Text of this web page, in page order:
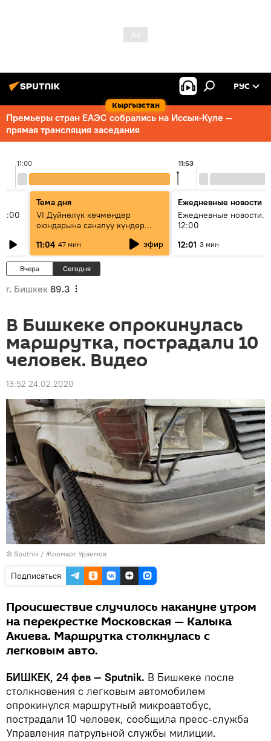
Кыргызстан
РУС
Премьеры стран ЕАЭС собрались на Иссык-Куле —
прямая трансляция заседания
11:00 11:53
Тема дня
VI Дүйнөлүк көчмөндөр
оюндарына саналуу күндөр
калды: даярдык иштери кайсы
этапка жетти?
11:04 47 мин эфир
Ежедневные новости
Ежедневные новости.
12:00
12:01 3 мин
Вчера Сегодня
г. Бишкек 89.3
В Бишкеке опрокинулась
маршрутка, пострадали 10
человек. Видео
13:52 24.02.2020
© Sputnik / Жоомарт Ураимов
Подписаться
Происшествие случилось накануне утром
на перекрестке Московская — Калыка
Акиева. Маршрутка столкнулась с
легковым авто.
БИШКЕК, 24 фев — Sputnik. В Бишкеке после
столкновения с легковым автомобилем
опрокинулся маршрутный микроавтобус,
пострадали 10 человек, сообщила пресс-служба
Управления патрульной службы милиции.